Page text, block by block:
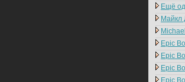
Ещё
Майкл
Epic
Epic
Epic
Epic